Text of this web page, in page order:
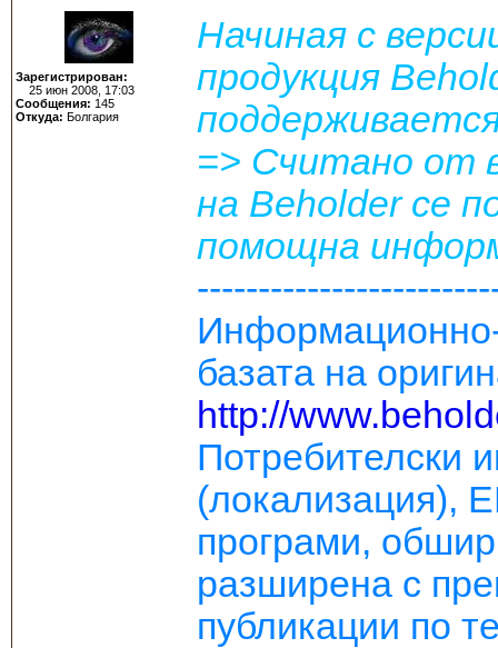
Зарегистрирован:
25 июн 2008, 17:03
Сообщения: 145
Откуда: Болгария
Начиная с
продукция
=> Считано от
на Beholder се
помощна
базата на
http://
Потребителски
(локализация),
програми,
разширена с
публикации по